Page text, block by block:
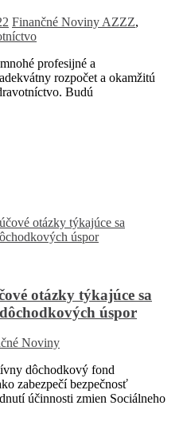
Finančné NovinyAZZZ,
profesijné a
rozpočet a okamžitú
Budú
otázky týkajúce sa
úspor
Noviny
dôchodkový fond
zabezpečí bezpečnosť
účinnosti zmien Sociálneho